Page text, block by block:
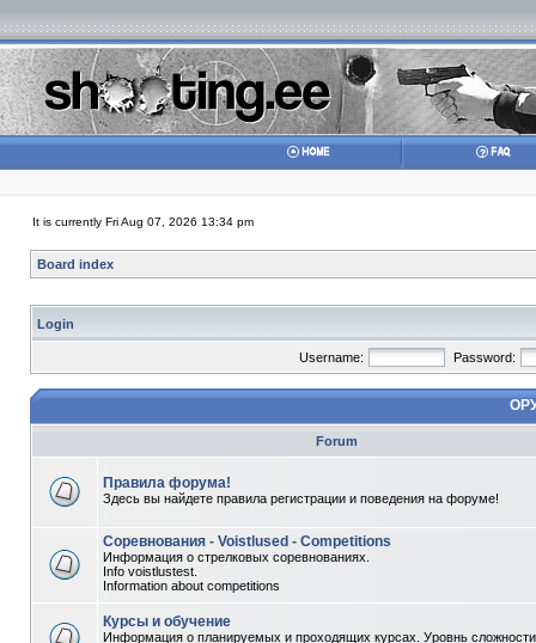
It is currently Fri Aug 07, 2026 13:34 pm
Board index
Login
Username: Password:
Forum
Правила форума!
Здесь вы найдете правила регистрации и поведения на форуме!
Соревнования - Voistlused - Competitions
Информация о стрелковых соревнованиях.
Info voistlustest.
Information about competitions
Курсы и обучение
Информация о планируемых и проходящих курсах. Уровнь